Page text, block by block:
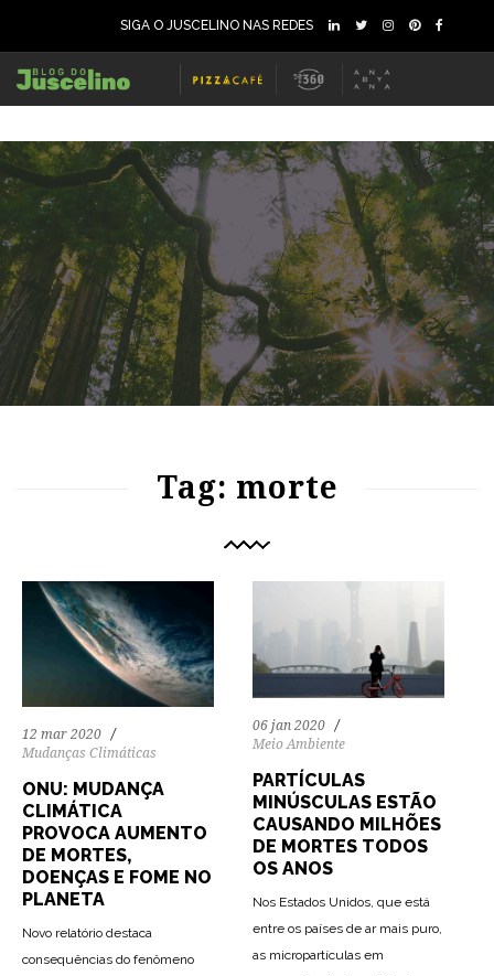
SIGA O JUSCELINO NAS REDES
Tag: morte
12 mar 2020
Mudanças Climáticas
ONU: MUDANÇA
CLIMÁTICA
PROVOCA AUMENTO
DE MORTES,
DOENÇAS E FOME NO
PLANETA
Novo relatório destaca
consequências do fenômeno
06 jan 2020
Meio Ambiente
PARTÍCULAS
MINÚSCULAS ESTÃO
CAUSANDO MILHÕES
DE MORTES TODOS
OS ANOS
Nos Estados Unidos, que está
entre os países de ar mais puro,
as micropartículas em